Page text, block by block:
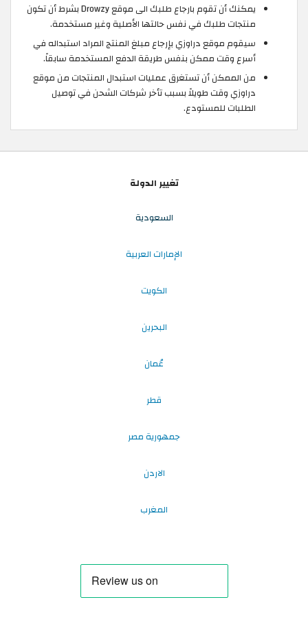
يمكنك أن تقوم بارجاع طلبك الى موقع Drowzy بشرط أن تكون
منتجات طلبك في نفس حالتها الأصلية وغير مستخدمة.
سيقوم موقع دراوزي بإرجاع مبلغ المنتج المراد استبداله في
أسرع وقت ممكن بنفس طريقة الدفع المستخدمة سابقاً.
من الممكن أن تستغرق عمليات استبدال المنتجات من موقع
دراوزي وقت طويلاً بسبب تأخر شركات الشحن في توصيل
الطلبات للمستودع.
تغيير الدولة
السعودية
الإمارات العربية
الكويت
البحرين
عُمان
قطر
جمهورية مصر
الاردن
المغرب